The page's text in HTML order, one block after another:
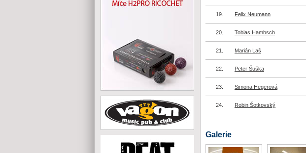
19. Felix Neumann
20. Tobias Hambsch
21. Marián Laš
22. Peter Šuška
23. Simona Hegerová
24. Robin Šotkovský
Galerie